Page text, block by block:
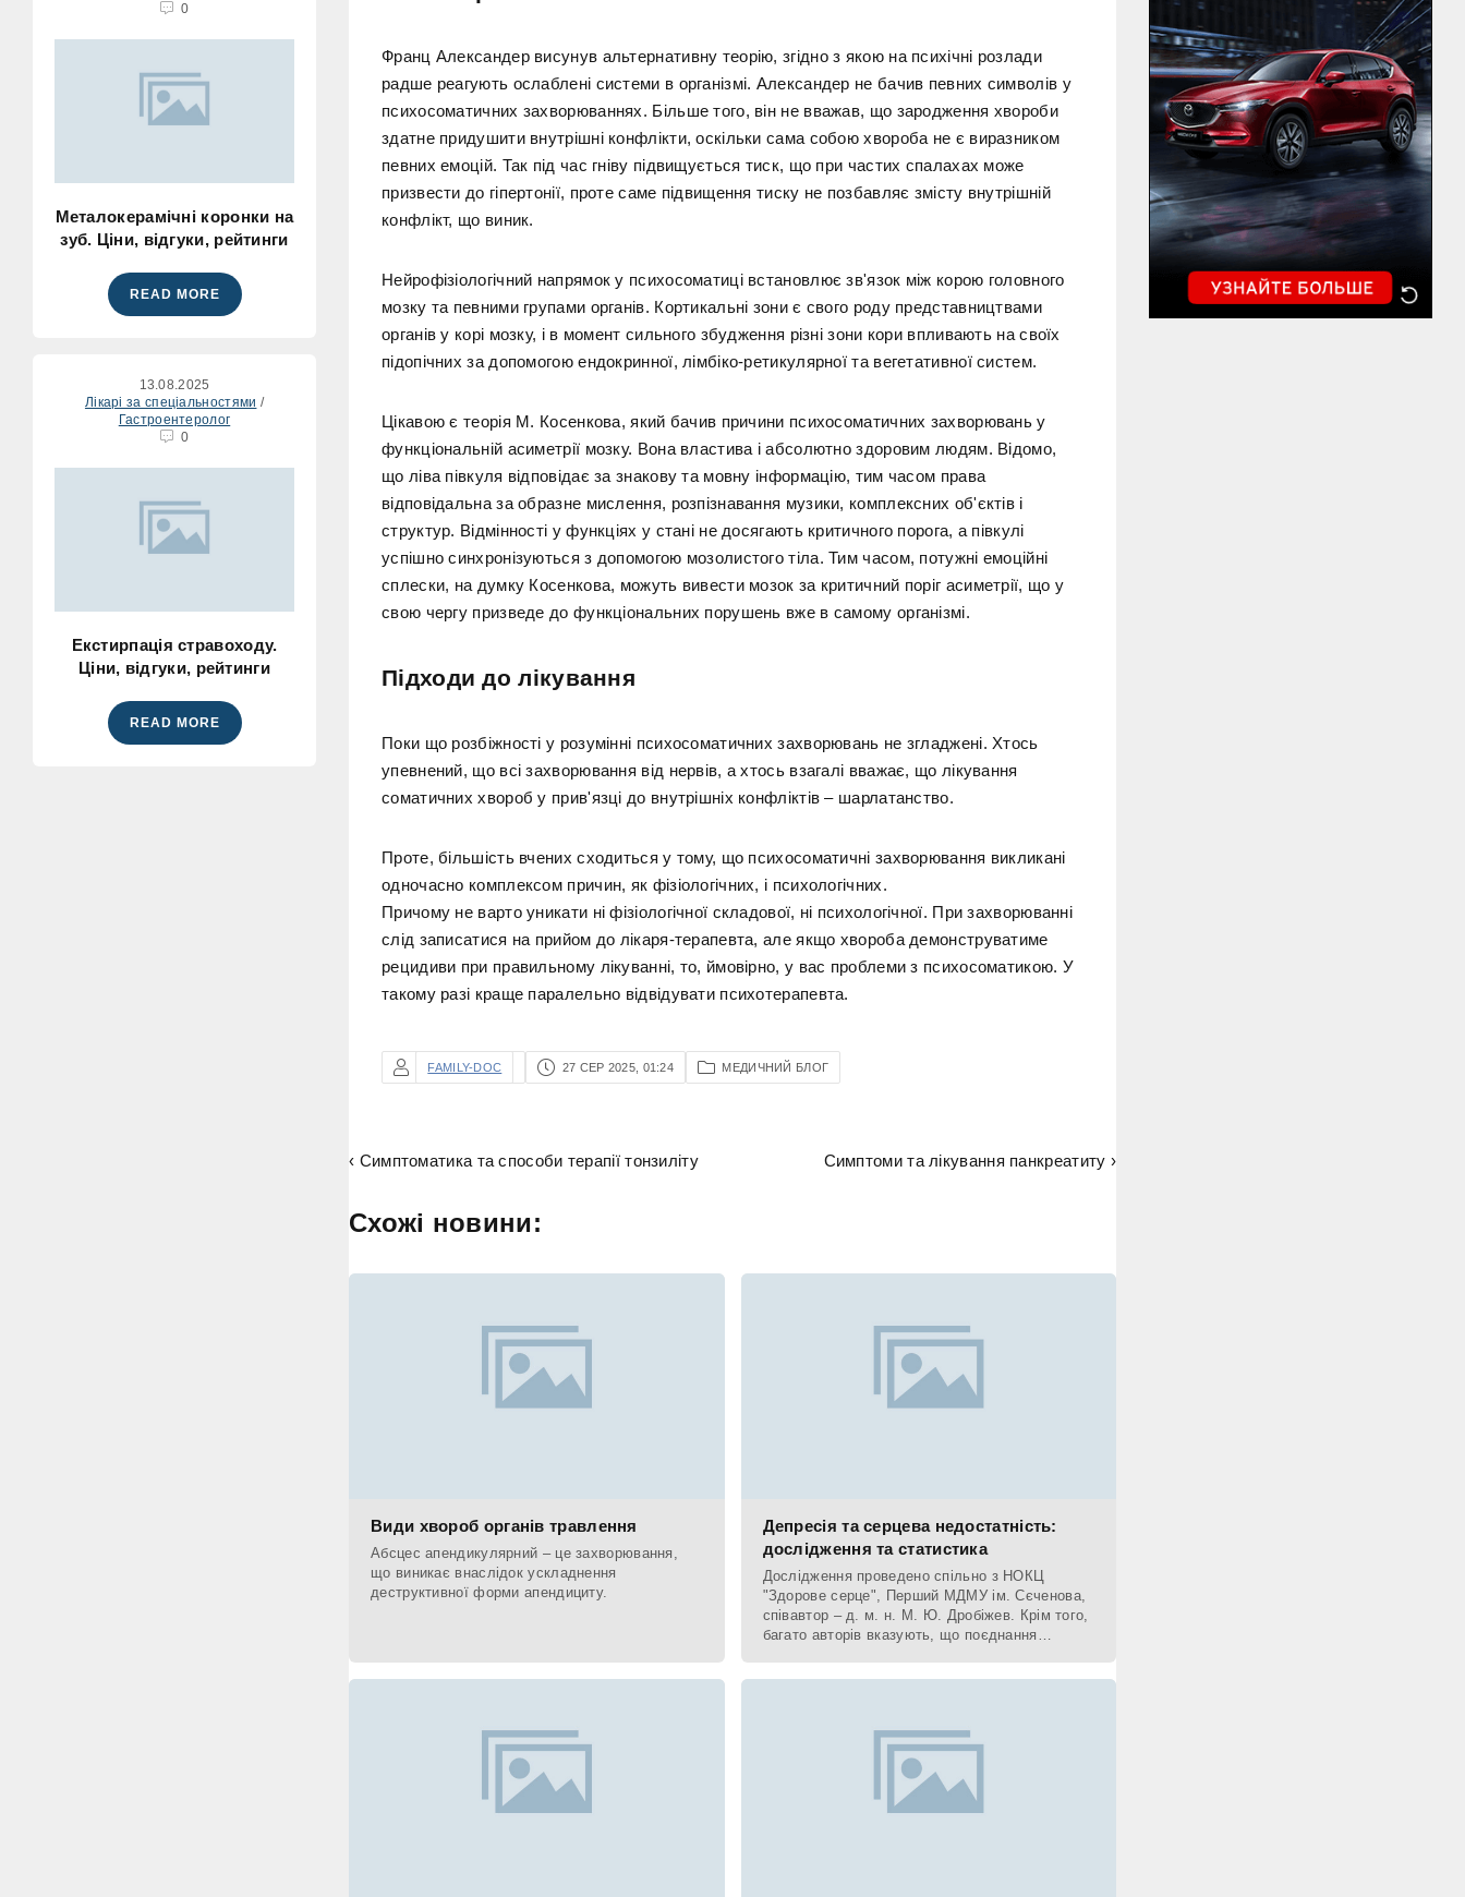
0
Металокерамічні коронки на
зуб. Ціни, відгуки, рейтинги
READ MORE
13.08.2025
Лікарі за спеціальностями /
Гастроентеролог
0
Екстирпація стравоходу.
Ціни, відгуки, рейтинги
READ MORE
Франц Александер висунув альтернативну теорію, згідно з якою на психічні розлади
радше реагують ослаблені системи в організмі. Александер не бачив певних символів у
психосоматичних захворюваннях. Більше того, він не вважав, що зародження хвороби
здатне придушити внутрішні конфлікти, оскільки сама собою хвороба не є виразником
певних емоцій. Так під час гніву підвищується тиск, що при частих спалахах може
призвести до гіпертонії, проте саме підвищення тиску не позбавляє змісту внутрішній
конфлікт, що виник.
Нейрофізіологічний напрямок у психосоматиці встановлює зв'язок між корою головного
мозку та певними групами органів. Кортикальні зони є свого роду представництвами
органів у корі мозку, і в момент сильного збудження різні зони кори впливають на своїх
підопічних за допомогою ендокринної, лімбіко-ретикулярної та вегетативної систем.
Цікавою є теорія М. Косенкова, який бачив причини психосоматичних захворювань у
функціональній асиметрії мозку. Вона властива і абсолютно здоровим людям. Відомо,
що ліва півкуля відповідає за знакову та мовну інформацію, тим часом права
відповідальна за образне мислення, розпізнавання музики, комплексних об'єктів і
структур. Відмінності у функціях у стані не досягають критичного порога, а півкулі
успішно синхронізуються з допомогою мозолистого тіла. Тим часом, потужні емоційні
сплески, на думку Косенкова, можуть вивести мозок за критичний поріг асиметрії, що у
свою чергу призведе до функціональних порушень вже в самому організмі.
Підходи до лікування
Поки що розбіжності у розумінні психосоматичних захворювань не згладжені. Хтось
упевнений, що всі захворювання від нервів, а хтось взагалі вважає, що лікування
соматичних хвороб у прив'язці до внутрішніх конфліктів – шарлатанство.
Проте, більшість вчених сходиться у тому, що психосоматичні захворювання викликані
одночасно комплексом причин, як фізіологічних, і психологічних.
Причому не варто уникати ні фізіологічної складової, ні психологічної. При захворюванні
слід записатися на прийом до лікаря-терапевта, але якщо хвороба демонструватиме
рецидиви при правильному лікуванні, то, ймовірно, у вас проблеми з психосоматикою. У
такому разі краще паралельно відвідувати психотерапевта.
FAMILY-DOC 27 СЕР 2025, 01:24 МЕДИЧНИЙ БЛОГ
‹ Симптоматика та способи терапії тонзиліту Симптоми та лікування панкреатиту ›
Схожі новини:
Види хвороб органів травлення
Абсцес апендикулярний – це захворювання,
що виникає внаслідок ускладнення
деструктивної форми апендициту.
Депресія та серцева недостатність:
дослідження та статистика
Дослідження проведено спільно з НОКЦ
"Здорове серце", Перший МДМУ ім. Сєченова,
співавтор – д. м. н. М. Ю. Дробіжев. Крім того,
багато авторів вказують, що поєднання